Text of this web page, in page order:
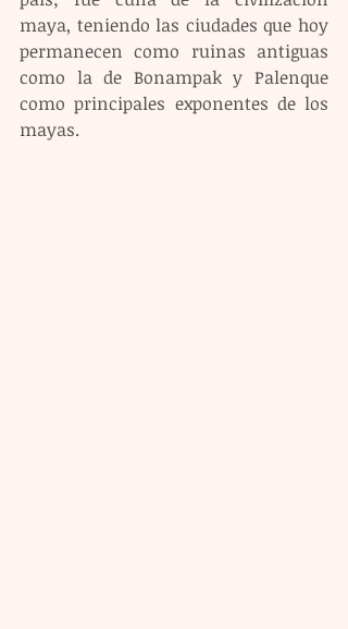
maya, teniendo las ciudades que hoy
permanecen como ruinas antiguas
como la de Bonampak y Palenque
como principales exponentes de los
mayas.